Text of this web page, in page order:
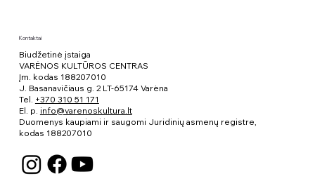
Kontaktai
Biudžetinė įstaiga
VARĖNOS KULTŪROS CENTRAS
Įm. kodas 188207010
J. Basanavičiaus g. 2 LT-65174 Varėna
Tel. +370 310 51 171
El. p. info@varenoskultura.lt
Duomenys kaupiami ir saugomi Juridinių asmenų registre,
kodas 188207010